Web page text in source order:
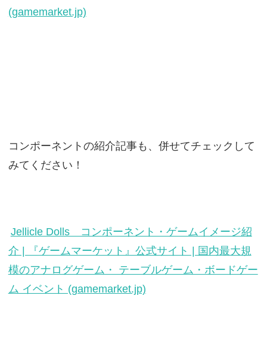
(gamemarket.jp)
コンポーネントの紹介記事も、併せてチェックして
みてください！
Jellicle Dolls コンポーネント・ゲームイメージ紹
介 | 『ゲームマーケット』公式サイト | 国内最大規
模のアナログゲーム・ テーブルゲーム・ボードゲー
ム イベント (gamemarket.jp)